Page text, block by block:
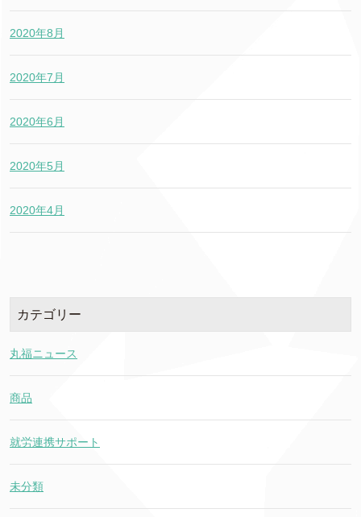
2020年8月
2020年7月
2020年6月
2020年5月
2020年4月
カテゴリー
丸福ニュース
商品
就労連携サポート
未分類